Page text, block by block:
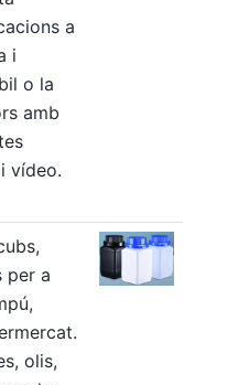
a
i
o la
amb
vídeo.
per a
olis,